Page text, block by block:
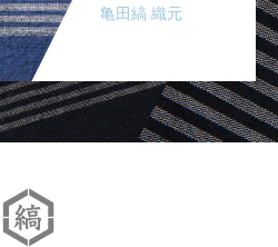
亀田縞 織元